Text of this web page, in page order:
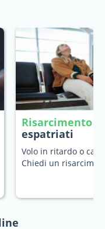
Risarcimento
espatriati
Volo in ritardo o
Chiedi un